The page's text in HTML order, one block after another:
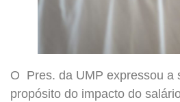
O Pres. da UMP expressou a
propósito do impacto do